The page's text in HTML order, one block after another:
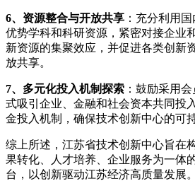
6、资源整合与开放共享 ：充分利用
优势学科和科研资源，紧密对接企业
新资源的集聚效应，并促进各类创新
放共享。
7、多元化投入机制探索 ：鼓励采用
式吸引企业、金融和社会资本共同投
金投入机制，确保技术创新中心的可
综上所述，江苏省技术创新中心旨在
果转化、人才培养、企业服务为一体
台，以创新驱动江苏经济高质量发展。